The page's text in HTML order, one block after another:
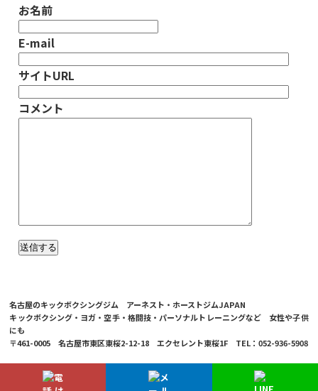
お名前
E-mail
サイトURL
コメント
名古屋のキックボクシングジム アーネスト・ホーストジムJAPAN
キックボクシング・ヨガ・空手・格闘技・パーソナルトレーニングなど 女性や子供
にも
〒461-0005 名古屋市東区東桜2-12-18 エクセレント東桜1F TEL：052-936-5908
© 2026 Ernesto Hoost Gym Japan Co.,LTD.